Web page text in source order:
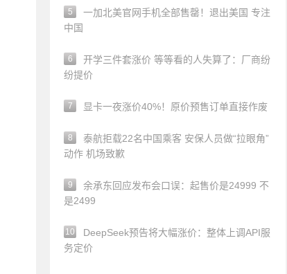
5
一加北美官网手机全部售罄！退出美国 专注
中国
6
开学三件套涨价 等等看的人失算了：厂商纷
纷提价
7 显卡一夜涨价40%！原价预售订单直接作废
8
泰航拒载22名中国乘客 安保人员做“拉眼角”
动作 机场致歉
9
余承东回应发布会口误：起售价是24999 不
是2499
10
DeepSeek预告将大幅涨价：整体上调API服
务定价